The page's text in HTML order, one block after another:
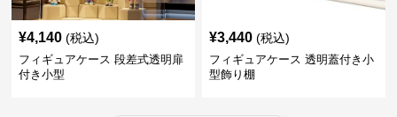
¥4,140 (税込)
フィギュアケース 段差式透明扉
付き小型
¥3,440 (税込)
フィギュアケース 透明蓋付き小
型飾り棚